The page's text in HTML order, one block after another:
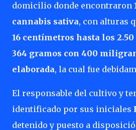
domicilio donde encontraron
cannabis sativa, con alturas
16 centímetros hasta los
364 gramos con 400
elaborada, la cual fue
El responsable del cultivo y
identificado por sus iniciales
detenido y puesto a